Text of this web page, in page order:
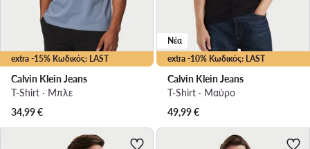
extra -15% Κωδικός: LAST
Calvin Klein Jeans
T-Shirt · Μπλε
34,99€
extra -10% Κωδικός: LAST
Νέα
Calvin Klein Jeans
T-Shirt · Μαύρο
49,99€